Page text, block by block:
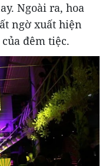
Ngoài ra, hoa
ngờ xuất hiện
đêm tiệc.